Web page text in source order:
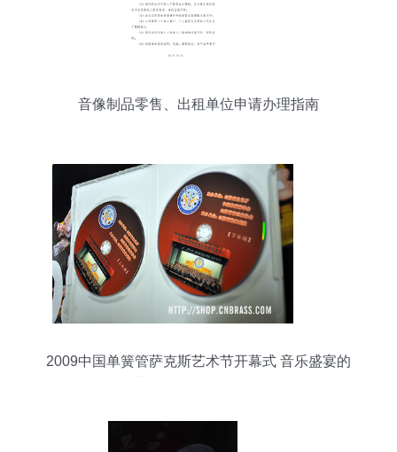
音像制品零售、出租单位申请办理指南
2009中国单簧管萨克斯艺术节开幕式 音乐盛宴的